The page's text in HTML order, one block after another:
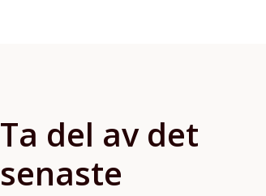
Ta del av det
senaste